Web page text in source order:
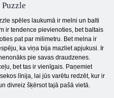
spēles laukumā ir melni un balti
ir tendence pievienoties, bet baltais
pat par milimetru. Bet melna ir
ka viņa bija mazliet apjukusi. Ir
pie savas draudzenes.
bet tas ir vienīgais. Paņemiet
līnija, lai jūs varētu redzēt, kur ir
divreiz šķērsot tajā pašā vietā.